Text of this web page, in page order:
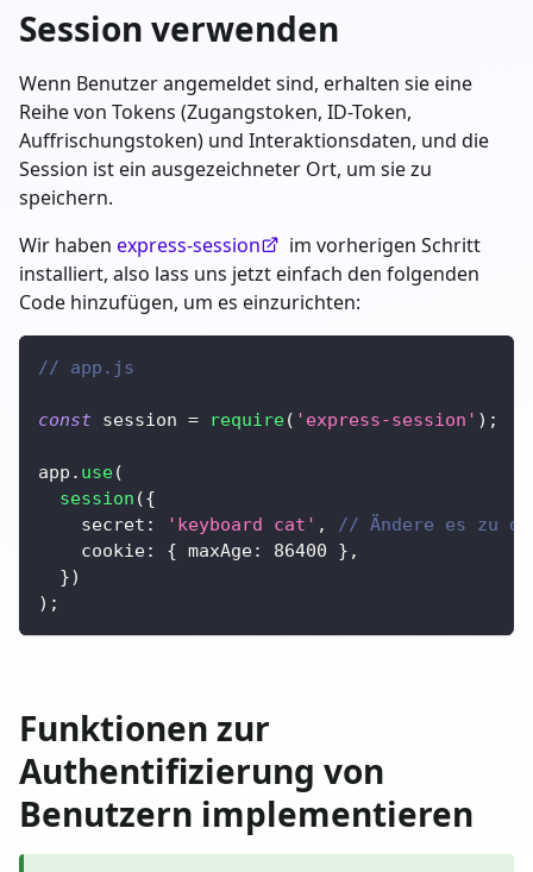
Session verwenden
Wenn Benutzer angemeldet sind, erhalten sie eine
Reihe von Tokens (Zugangstoken, ID-Token,
Auffrischungstoken) und Interaktionsdaten, und die
Session ist ein ausgezeichneter Ort, um sie zu
speichern.
Wir haben express-session
im vorherigen Schritt
installiert, also lass uns jetzt einfach den folgenden
Code hinzufügen, um es einzurichten:
// app.js
const session = require( 'express-session' ) ;
app . use(
session ({
secret : 'keyboard cat' ,
// Ändere es zu
cookie: { maxAge: 86400 } ,
})
) ;
Funktionen zur
Authentifizierung von
Benutzern implementieren